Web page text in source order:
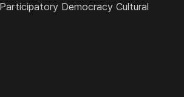
Democracy Cultural